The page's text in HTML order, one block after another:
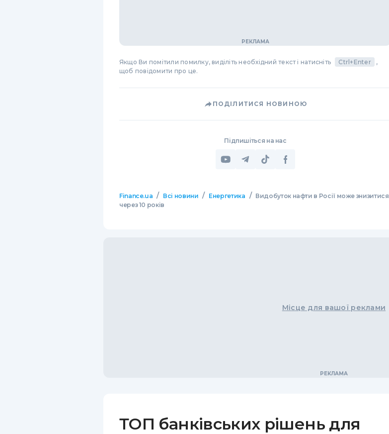
Якщо Ви помітили помилку, виділіть необхідний текст і натисніть Ctrl+Enter
,
щоб повідомити про це.
ПОДІЛИТИСЯ НОВИНОЮ
Підпишіться на нас
Finance.ua / Всі новини / Енергетика / Видобуток нафти в Росії може знизитися
через 10 років
Місце для вашої реклами
ТОП банківських рішень для